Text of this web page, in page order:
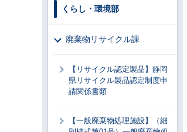
くらし・環境部
廃棄物リサイクル課
【リサイクル認定製品】静岡
県リサイクル製品認定制度申
請関係書類
【一般廃棄物処理施設】（細